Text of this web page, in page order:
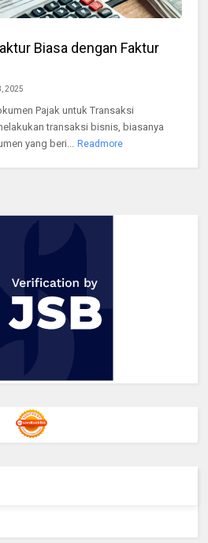
Biasa dengan Faktur
2025
Pajak untuk Transaksi
transaksi bisnis, biasanya
yang beri...
Readmore